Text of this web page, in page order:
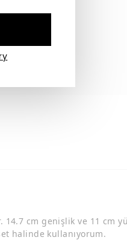
cm genişlik ve 11 cm
halinde kullanıyorum.